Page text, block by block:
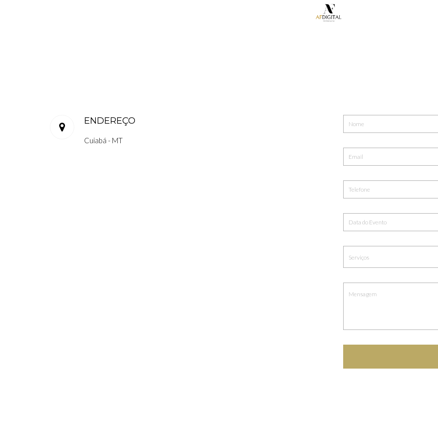
ENDEREÇO
Cuiabá - MT